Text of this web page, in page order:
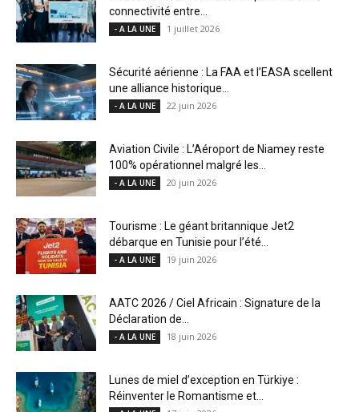
connectivité entre...
- A LA UNE 1 juillet 2026
Sécurité aérienne : La FAA et l’EASA scellent
une alliance historique...
- A LA UNE 22 juin 2026
Aviation Civile : L’Aéroport de Niamey reste
100% opérationnel malgré les...
- A LA UNE 20 juin 2026
Tourisme : Le géant britannique Jet2
débarque en Tunisie pour l’été...
- A LA UNE 19 juin 2026
AATC 2026 / Ciel Africain : Signature de la
Déclaration de...
- A LA UNE 18 juin 2026
Lunes de miel d’exception en Türkiye :
Réinventer le Romantisme et...